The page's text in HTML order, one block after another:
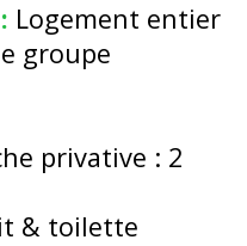
Logement entier
groupe
privative : 2
& toilette